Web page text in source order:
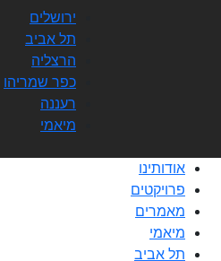
ירושלים
תל אביב
הרצליה
כפר שמריהו
רעננה
מיאמי
אודותינו
פרויקטים
מאמרים
מיאמי
תל אביב